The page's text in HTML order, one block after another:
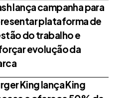
lança campanha para
plataforma de
do trabalho e
evolução da
King lança King